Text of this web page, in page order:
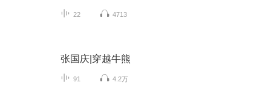
22 4713
张国庆|穿越牛熊
91 4.2万